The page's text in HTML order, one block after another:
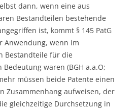
dann, wenn eine aus
Bestandteilen bestehende
ist, kommt § 145 PatG
Anwendung, wenn im
Bestandteile für die
waren (BGH a.a.O;
müssen beide Patente einen
Zusammenhang aufweisen, der
gleichzeitige Durchsetzung in